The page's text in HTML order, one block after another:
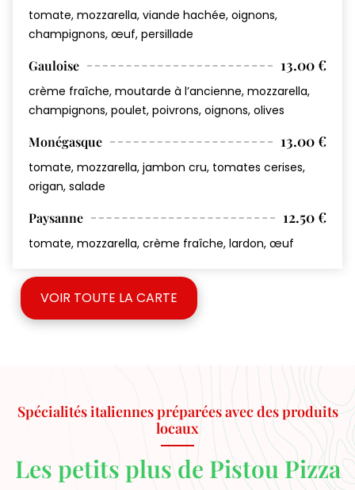
tomate, mozzarella, viande hachée, oignons,
champignons, œuf, persillade
Gauloise 13.00 €
crème fraîche, moutarde à l’ancienne, mozzarella,
champignons, poulet, poivrons, oignons, olives
Monégasque 13.00 €
tomate, mozzarella, jambon cru, tomates cerises,
origan, salade
Paysanne 12.50 €
tomate, mozzarella, crème fraîche, lardon, œuf
VOIR TOUTE LA CARTE
Spécialités italiennes préparées avec des produits
locaux
Les petits plus de Pistou Pizza